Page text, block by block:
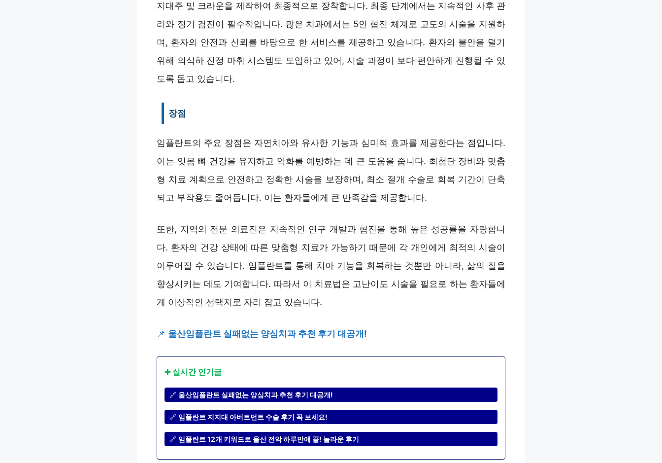
지대주 및 크라운을 제작하여 최종적으로 장착합니다. 최종 단계에서는 지속적인 사후 관
리와 정기 검진이 필수적입니다. 많은 치과에서는 5인 협진 체계로 고도의 시술을 지원하
며, 환자의 안전과 신뢰를 바탕으로 한 서비스를 제공하고 있습니다. 환자의 불안을 덜기
위해 의식하 진정 마취 시스템도 도입하고 있어, 시술 과정이 보다 편안하게 진행될 수 있
도록 돕고 있습니다.
장점
임플란트의 주요 장점은 자연치아와 유사한 기능과 심미적 효과를 제공한다는 점입니다.
이는 잇몸 뼈 건강을 유지하고 악화를 예방하는 데 큰 도움을 줍니다. 최첨단 장비와 맞춤
형 치료 계획으로 안전하고 정확한 시술을 보장하며, 최소 절개 수술로 회복 기간이 단축
되고 부작용도 줄어듭니다. 이는 환자들에게 큰 만족감을 제공합니다.
또한, 지역의 전문 의료진은 지속적인 연구 개발과 협진을 통해 높은 성공률을 자랑합니
다. 환자의 건강 상태에 따른 맞춤형 치료가 가능하기 때문에 각 개인에게 최적의 시술이
이루어질 수 있습니다. 임플란트를 통해 치아 기능을 회복하는 것뿐만 아니라, 삶의 질을
향상시키는 데도 기여합니다. 따라서 이 치료법은 고난이도 시술을 필요로 하는 환자들에
게 이상적인 선택지로 자리 잡고 있습니다.
📌 울산임플란트 실패없는 양심치과 추천 후기 대공개!
➕ 실시간 인기글
🔗 울산임플란트 실패없는 양심치과 추천 후기 대공개!
🔗 임플란트 지지대 아버트먼트 수술 후기 꼭 보세요!
🔗 임플란트 12개 키워드로 울산 전악 하루만에 끝! 놀라운 후기